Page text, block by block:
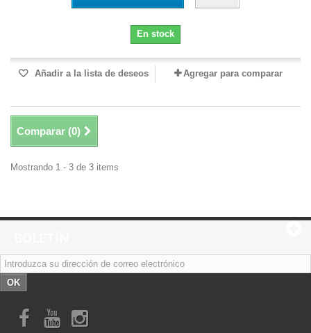
En stock
Añadir a la lista de deseos Agregar para comparar
Comparar (0)
Mostrando 1 - 3 de 3 items
OK